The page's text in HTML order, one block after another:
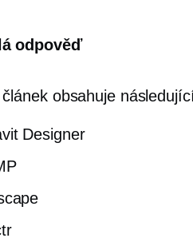
odpověď
článek obsahuje
Designer